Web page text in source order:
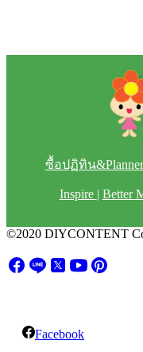
ซื้อปฏิทิน&Planner
Inspire | Better
©2020 DIYCONTENT
Facebook